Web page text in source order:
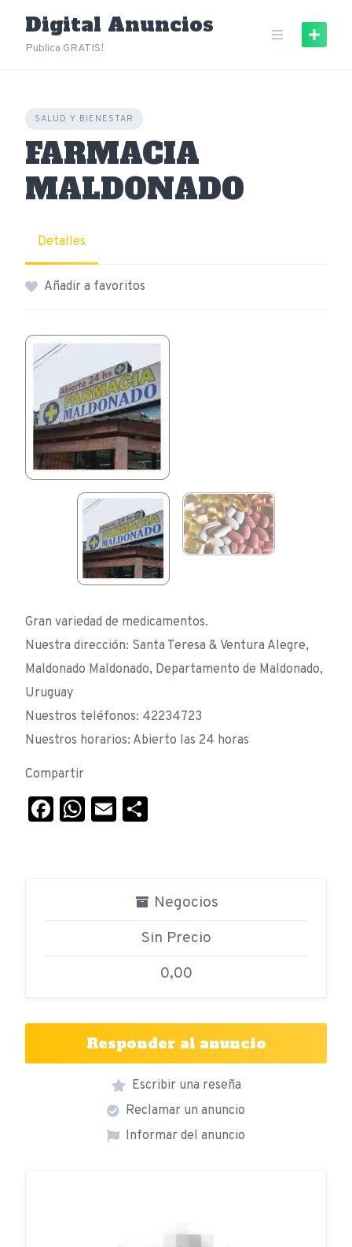
content
Digital Anuncios
Publica GRATIS!
SALUD Y BIENESTAR
FARMACIA
MALDONADO
Detalles
Añadir a favoritos
Gran variedad de medicamentos.
Nuestra dirección: Santa Teresa & Ventura Alegre,
Maldonado Maldonado, Departamento de Maldonado,
Uruguay
Nuestros teléfonos: 42234723
Nuestros horarios: Abierto las 24 horas
Compartir
Facebook
WhatsApp
Email
Negocios
Sin Precio
0,00
Responder al anuncio
Escribir una reseña
Reclamar un anuncio
Informar del anuncio